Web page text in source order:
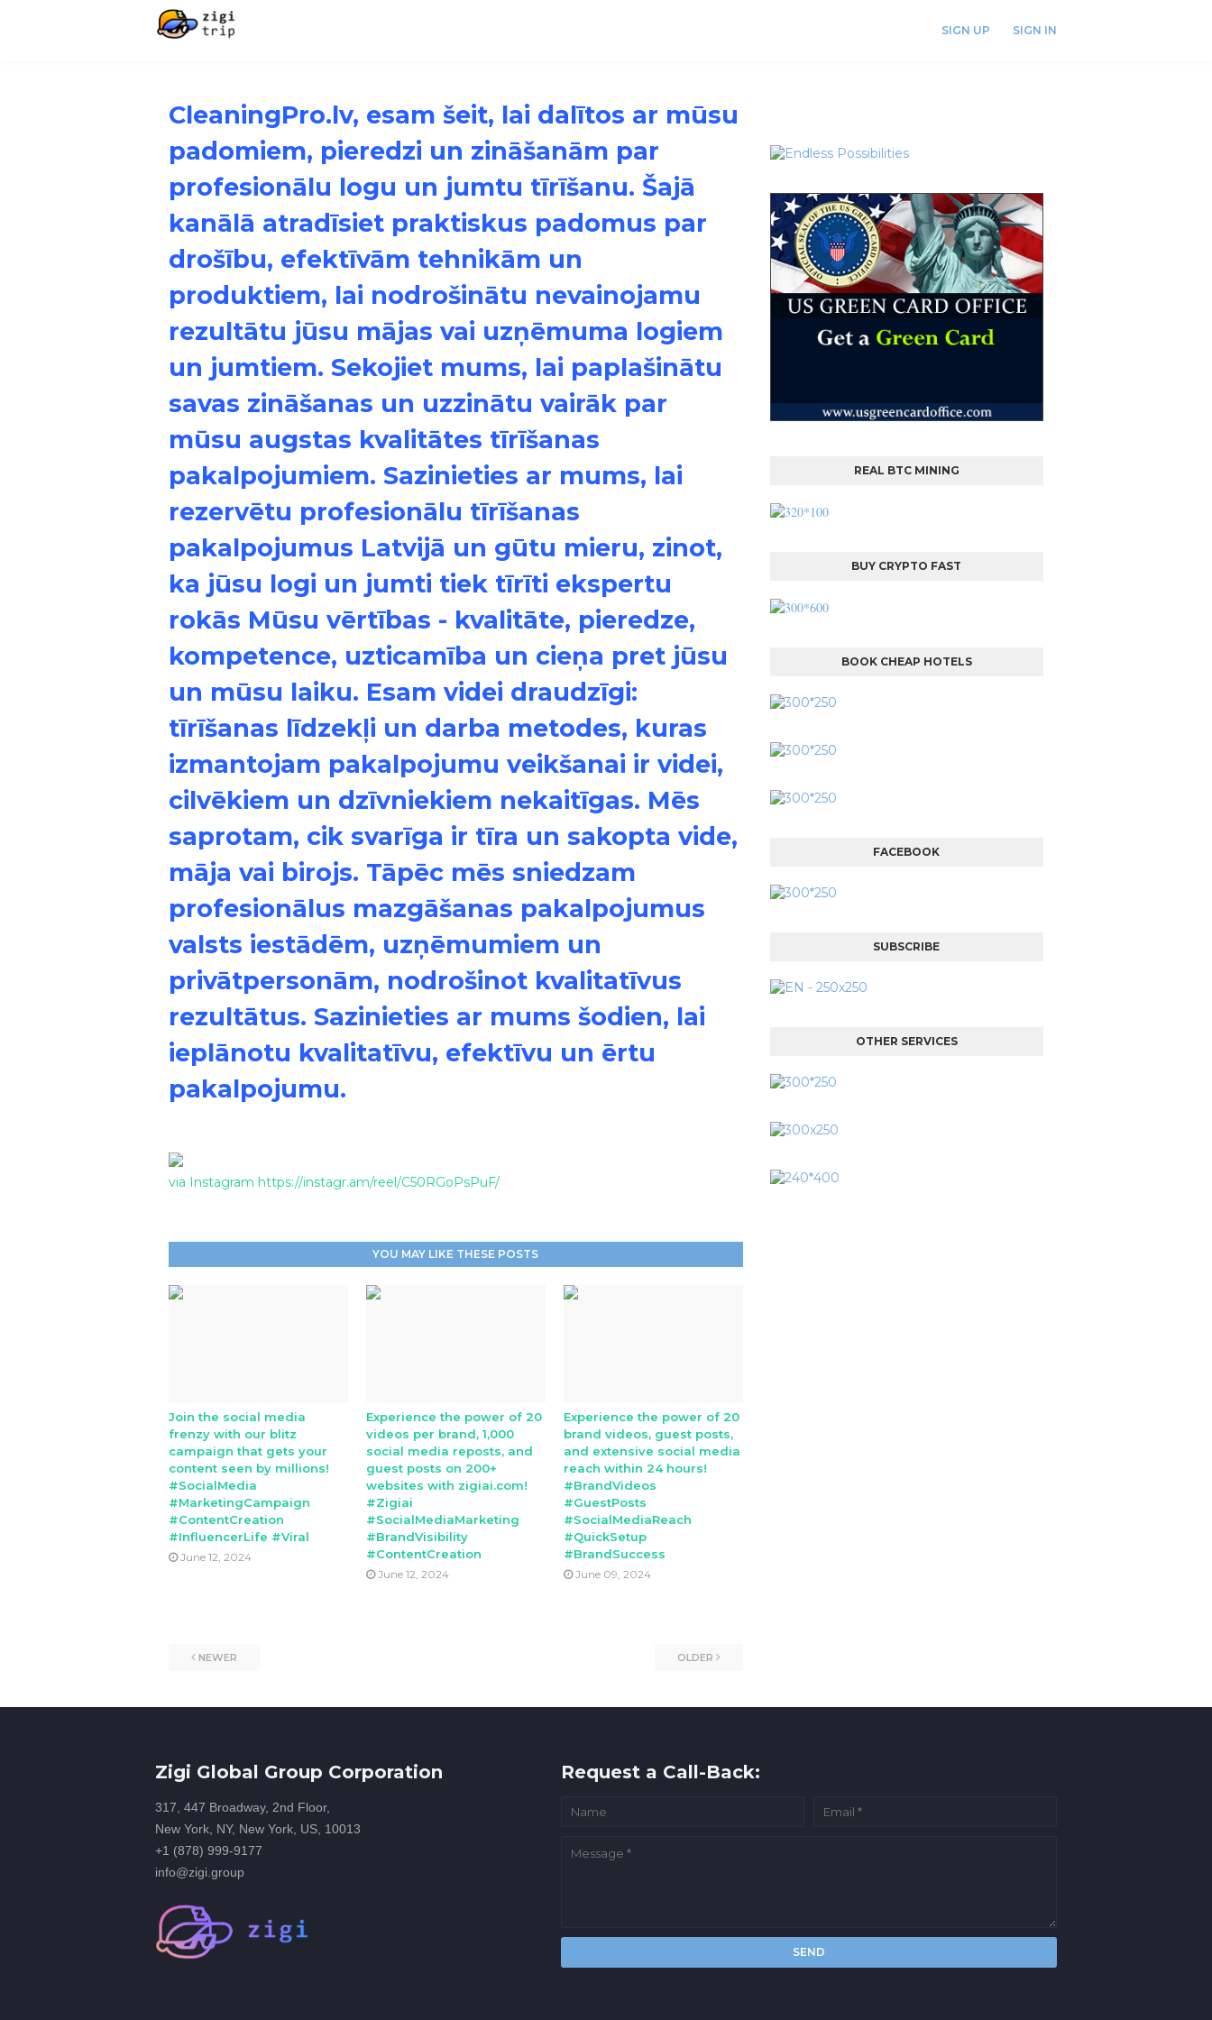
SIGN UP SIGN IN
CleaningPro.lv, esam šeit, lai dalītos ar mūsu
padomiem, pieredzi un zināšanām par
profesionālu logu un jumtu tīrīšanu. Šajā
kanālā atradīsiet praktiskus padomus par
drošību, efektīvām tehnikām un
produktiem, lai nodrošinātu nevainojamu
rezultātu jūsu mājas vai uzņēmuma logiem
un jumtiem. Sekojiet mums, lai paplašinātu
savas zināšanas un uzzinātu vairāk par
mūsu augstas kvalitātes tīrīšanas
pakalpojumiem. Sazinieties ar mums, lai
rezervētu profesionālu tīrīšanas
pakalpojumus Latvijā un gūtu mieru, zinot,
ka jūsu logi un jumti tiek tīrīti ekspertu
rokās Mūsu vērtības - kvalitāte, pieredze,
kompetence, uzticamība un cieņa pret jūsu
un mūsu laiku. Esam videi draudzīgi:
tīrīšanas līdzekļi un darba metodes, kuras
izmantojam pakalpojumu veikšanai ir videi,
cilvēkiem un dzīvniekiem nekaitīgas. Mēs
saprotam, cik svarīga ir tīra un sakopta vide,
māja vai birojs. Tāpēc mēs sniedzam
profesionālus mazgāšanas pakalpojumus
valsts iestādēm, uzņēmumiem un
privātpersonām, nodrošinot kvalitatīvus
rezultātus. Sazinieties ar mums šodien, lai
ieplānotu kvalitatīvu, efektīvu un ērtu
pakalpojumu.
via Instagram https://instagr.am/reel/C50RGoPsPuF/
YOU MAY LIKE THESE POSTS
Join the social media
frenzy with our blitz
campaign that gets your
content seen by millions!
#SocialMedia
#MarketingCampaign
#ContentCreation
#InfluencerLife #Viral
June 12, 2024
Experience the power of 20
videos per brand, 1,000
social media reposts, and
guest posts on 200+
websites with zigiai.com!
#Zigiai
#SocialMediaMarketing
#BrandVisibility
#ContentCreation
June 12, 2024
Experience the power of 20
brand videos, guest posts,
and extensive social media
reach within 24 hours!
#BrandVideos
#GuestPosts
#SocialMediaReach
#QuickSetup
#BrandSuccess
June 09, 2024
NEWER OLDER
REAL BTC MINING
BUY CRYPTO FAST
BOOK CHEAP HOTELS
FACEBOOK
SUBSCRIBE
OTHER SERVICES
Zigi Global Group Corporation
317, 447 Broadway, 2nd Floor,
New York, NY, New York, US, 10013
+1 (878) 999-9177
info@zigi.group
Request a Call-Back: